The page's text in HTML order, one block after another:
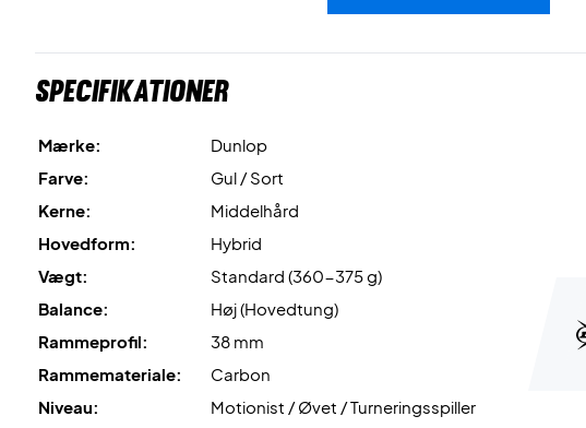
Specifikationer
Mærke:
Dunlop
Farve:
Gul / Sort
Kerne:
Middelhård
Hovedform:
Hybrid
Vægt:
Standard (360-375 g)
Balance:
Høj (Hovedtung)
Rammeprofil:
38 mm
Rammemateriale:
Carbon
Niveau:
Motionist / Øvet / Turneringsspiller